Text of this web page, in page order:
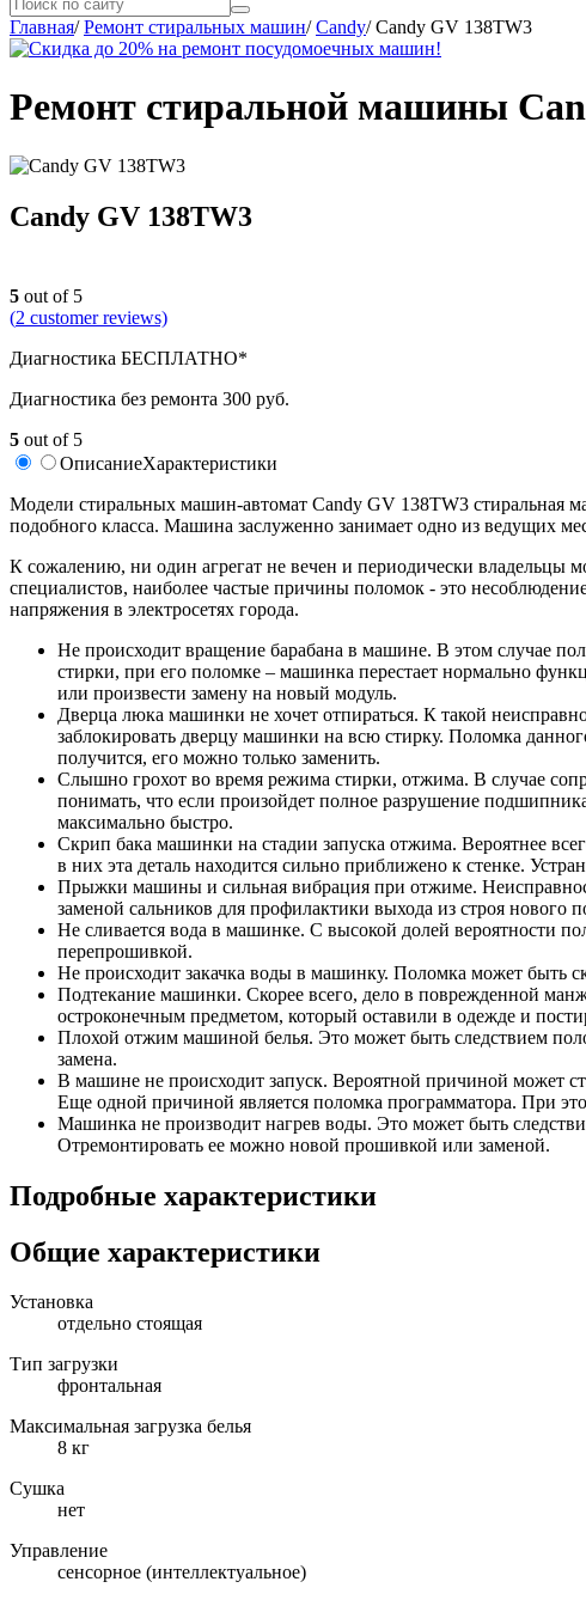
Главная/Ремонт стиральных машин/Candy/Candy GV 138TW3
Ремонт стиральной машины
Candy GV 138TW3
5 out of 5
(2 customer reviews)
Диагностика БЕСПЛАТНО*
Диагностика без ремонта 300 руб.
5 out of 5
ОписаниеХарактеристики
Модели стиральных машин-автомат Candy GV 138TW3 стиральная
подобного класса. Машина заслуженно занимает одно из ведущих
К сожалению, ни один агрегат не вечен и периодически владельцы
специалистов, наиболее частые причины поломок - это
напряжения в электросетях города.
Не происходит вращение барабана в машине. В этом случае
стирки, при его поломке – машинка перестает нормально
или произвести замену на новый модуль.
Дверца люка машинки не хочет отпираться. К такой
заблокировать дверцу машинки на всю стирку. Поломка
получится, его можно только заменить.
Слышно грохот во время режима стирки, отжима. В случае
понимать, что если произойдет полное разрушение
максимально быстро.
Скрип бака машинки на стадии запуска отжима. Вероятнее
в них эта деталь находится сильно приближено к стенке.
Прыжки машины и сильная вибрация при отжиме.
заменой сальников для профилактики выхода из строя нового
Не сливается вода в машинке. С высокой долей вероятности
перепрошивкой.
Не происходит закачка воды в машинку. Поломка может быть
Подтекание машинки. Скорее всего, дело в поврежденной
остроконечным предметом, который оставили в одежде и
Плохой отжим машиной белья. Это может быть следствием
замена.
В машине не происходит запуск. Вероятной причиной может
Еще одной причиной является поломка программатора. При
Машинка не производит нагрев воды. Это может быть
Отремонтировать ее можно новой прошивкой или заменой.
Подробные характеристики
Общие характеристики
Установка
отдельно стоящая
Тип загрузки
фронтальная
Максимальная загрузка белья
8 кг
Сушка
нет
Управление
сенсорное (интеллектуальное)